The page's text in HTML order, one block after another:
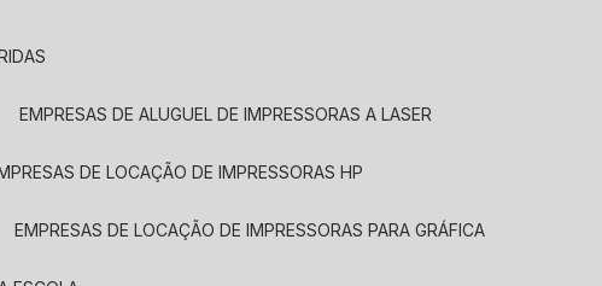
EMPRESAS DE ALUGUEL DE IMPRESSORAS A LASER
DE LOCAÇÃO DE IMPRESSORAS HP
EMPRESAS DE LOCAÇÃO DE IMPRESSORAS PARA GRÁFICA